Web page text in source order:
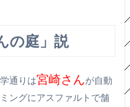
の庭」説
通りは宮崎さんが自動
ングにアスファルトで舗